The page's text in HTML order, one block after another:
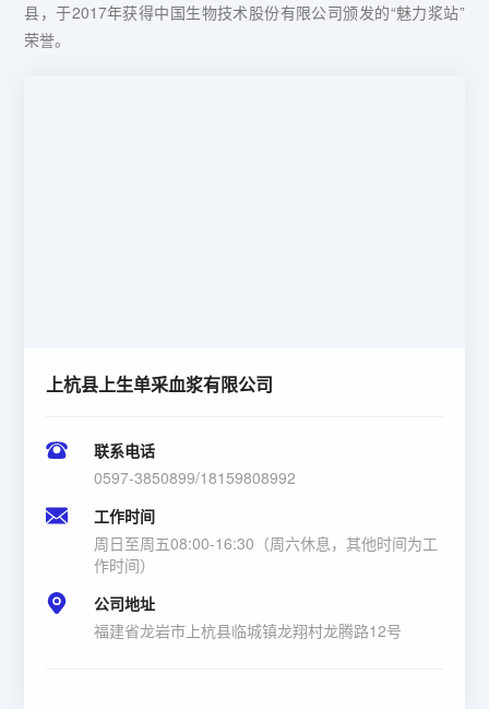
县，于2017年获得中国生物技术股份有限公司颁发的“魅力浆站”
荣誉。
上杭县上生单采血浆有限公司
联系电话
0597-3850899/18159808992
工作时间
周日至周五08:00-16:30（周六休息，其他时间为工
作时间）
公司地址
福建省龙岩市上杭县临城镇龙翔村龙腾路12号